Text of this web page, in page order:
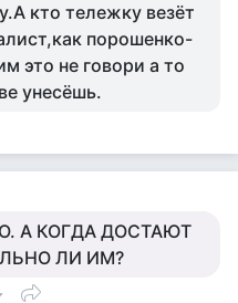
кто тележку везёт
порошенко-
это не говори а то
унесёшь.
А КОГДА ДОСТАЮТ
ЛИ ИМ?